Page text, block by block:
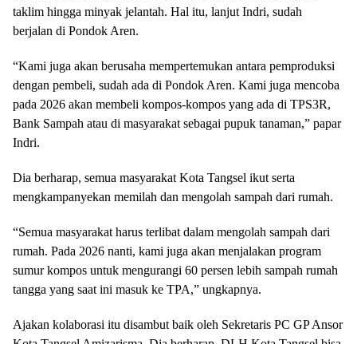
taklim hingga minyak jelantah. Hal itu, lanjut Indri, sudah
berjalan di Pondok Aren.
“Kami juga akan berusaha mempertemukan antara pemproduksi
dengan pembeli, sudah ada di Pondok Aren. Kami juga mencoba
pada 2026 akan membeli kompos-kompos yang ada di TPS3R,
Bank Sampah atau di masyarakat sebagai pupuk tanaman,” papar
Indri.
Dia berharap, semua masyarakat Kota Tangsel ikut serta
mengkampanyekan memilah dan mengolah sampah dari rumah.
“Semua masyarakat harus terlibat dalam mengolah sampah dari
rumah. Pada 2026 nanti, kami juga akan menjalakan program
sumur kompos untuk mengurangi 60 persen lebih sampah rumah
tangga yang saat ini masuk ke TPA,” ungkapnya.
Ajakan kolaborasi itu disambut baik oleh Sekretaris PC GP Ansor